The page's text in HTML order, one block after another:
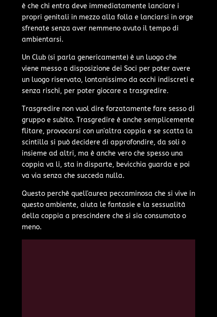
è che chi entra deve immediatamente lanciare i
propri genitali in mezzo alla folla e lanciarsi in orge
sfrenate senza aver nemmeno avuto il tempo di
ambientarsi.
Un Club (si parla genericamente) è un luogo che
viene messo a disposizione dei Soci per poter avere
un luogo riservato, lontanissimo da occhi indiscreti e
senza rischi, per poter giocare a trasgredire.
Trasgredire non vuol dire forzatamente fare sesso di
gruppo e subito. Trasgredire è anche semplicemente
flitare, provocarsi con un'altra coppia e se scatta la
scintilla si può decidere di approfondire, da soli o
insieme ad altri, ma è anche vero che spesso una
coppia va li, sta in disparte, bevicchia guarda e poi
va via senza che succeda nulla.
Questo perchè quell'aurea peccaminosa che si vive in
questo ambiente, aiuta le fantasie e la sessualità
della coppia a prescindere che si sia consumato o
meno.